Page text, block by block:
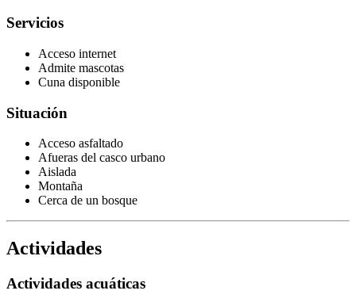
Servicios
Acceso internet
Admite mascotas
Cuna disponible
Situación
Acceso asfaltado
Afueras del casco urbano
Aislada
Montaña
Cerca de un bosque
Actividades
Actividades acuáticas